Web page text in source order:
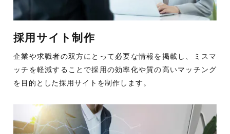
採用サイト制作
企業や求職者の双方にとって必要な情報を掲載し、ミスマ
ッチを軽減することで採用の効率化や質の高いマッチング
を目的とした採用サイトを制作します。